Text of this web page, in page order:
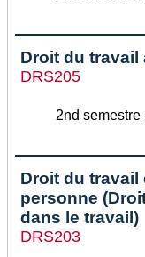
Droit du travail
DRS205
2nd
Droit du travail
personne
dans le travail)
DRS203